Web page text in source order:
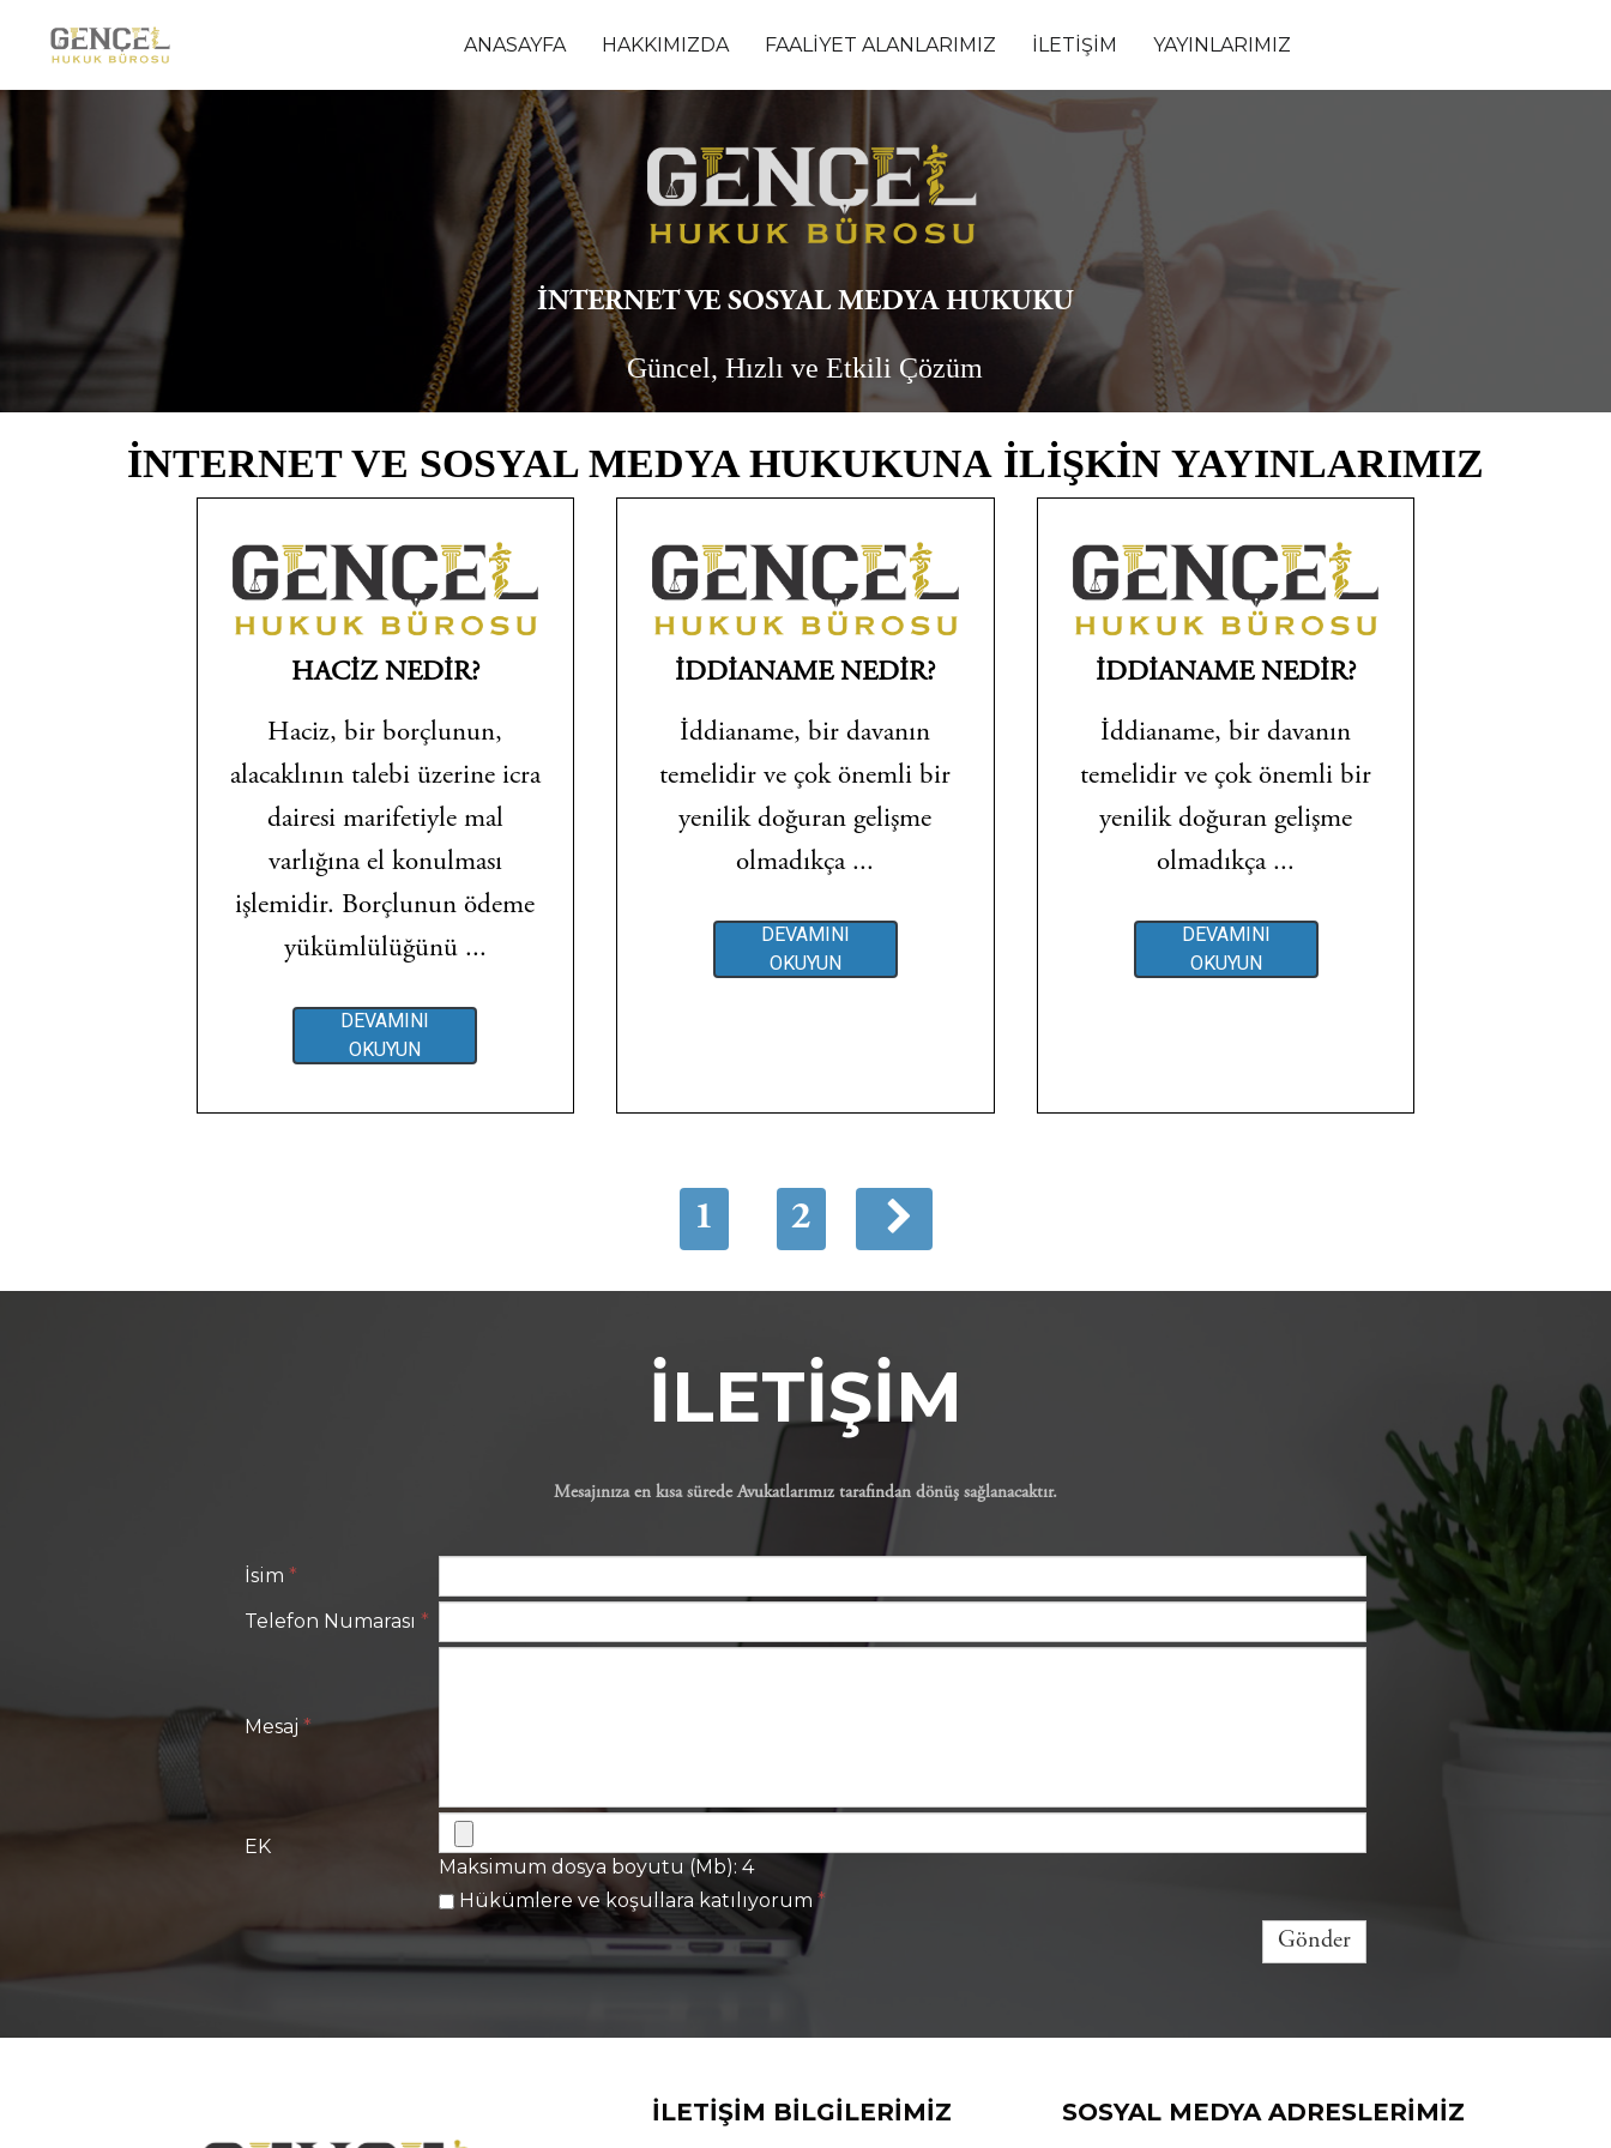
ANASAYFA HAKKIMIZDA FAALİYET ALANLARIMIZ İLETİŞİM YAYINLARIMIZ
İNTERNET VE SOSYAL MEDYA HUKUKU
Güncel, Hızlı ve Etkili Çözüm
İNTERNET VE SOSYAL MEDYA HUKUKUNA İLİŞKİN YAYINLARIMIZ
HACİZ NEDİR?
Haciz, bir borçlunun,
alacaklının talebi üzerine icra
dairesi marifetiyle mal
varlığına el konulması
işlemidir. Borçlunun ödeme
yükümlülüğünü ...
DEVAMINI
OKUYUN
İDDİANAME NEDİR?
İddianame, bir davanın
temelidir ve çok önemli bir
yenilik doğuran gelişme
olmadıkça ...
DEVAMINI
OKUYUN
İDDİANAME NEDİR?
İddianame, bir davanın
temelidir ve çok önemli bir
yenilik doğuran gelişme
olmadıkça ...
DEVAMINI
OKUYUN
1 2 
İLETİŞİM
Mesajınıza en kısa sürede Avukatlarımız tarafından dönüş sağlanacaktır.
İsim *
Telefon Numarası *
Mesaj*
EK
Maksimum dosya boyutu (Mb): 4
Hükümlere ve koşullara katılıyorum *
Gönder
İLETIŞIM BILGILERIMIZ SOSYAL MEDYA ADRESLERIMIZ